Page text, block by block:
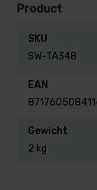
Product
SKU
SW-TA348
EAN
Gewicht
2 kg